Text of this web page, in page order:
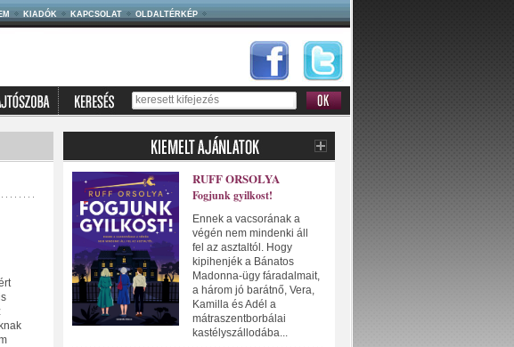
KIADÓK KAPCSOLAT OLDALTÉRKÉP
RUFF ORSOLYA
Fogjunk gyilkost!
Ennek a vacsorának a
végén nem mindenki áll
fel az asztaltól. Hogy
kipihenjék a Bánatos
Madonna-ügy fáradalmait,
a három jó barátnő, Vera,
Kamilla és Adél a
mátraszentborbálai
kastélyszállodába...